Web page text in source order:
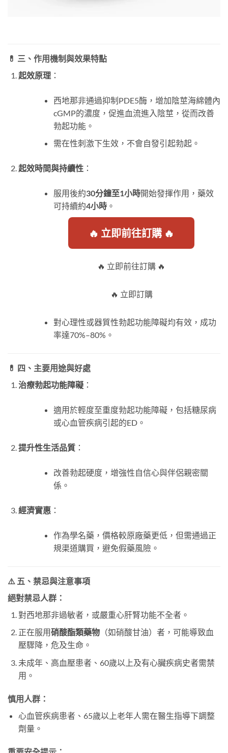
💊 三、作用機制與效果特點
起效原理：
西地那非通過抑制PDE5酶，增加陰莖海綿體內
cGMP的濃度，促進血流進入陰莖，從而改善
勃起功能。
需在性刺激下生效，不會自發引起勃起。
起效時間與持續性：
服用後約30分鐘至1小時開始發揮作用，藥效
可持續約4小時。
🔥 立即前往訂購 🔥
🔥 立即前往訂購 🔥
🔥 立即訂購
對心理性或器質性勃起功能障礙均有效，成功
率達70%–80%。
💊 四、主要用途與好處
治療勃起功能障礙：
適用於輕度至重度勃起功能障礙，包括糖尿病
或心血管疾病引起的ED。
提升性生活品質：
改善勃起硬度，增強性自信心與伴侶親密關
係。
經濟實惠：
作為學名藥，價格較原廠藥更低，但需通過正
規渠道購買，避免假藥風險。
⚠️ 五、禁忌與注意事項
絕對禁忌人群 ：
對西地那非過敏者，或嚴重心肝腎功能不全者。
正在服用硝酸酯類藥物（如硝酸甘油）者，可能導致血
壓驟降，危及生命。
未成年、高血壓患者、60歲以上及有心臟疾病史者需禁
用。
慎用人群 ：
心血管疾病患者、65歲以上老年人需在醫生指導下調整
劑量。